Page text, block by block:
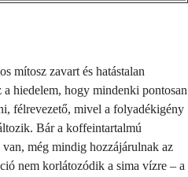
mítosz zavart és hatástalan
hiedelem, hogy mindenki pontosan
félrevezető, mivel a folyadékigény
Bár a koffeintartalmú
még mindig hozzájárulnak az
nem korlátozódik a sima vízre – a